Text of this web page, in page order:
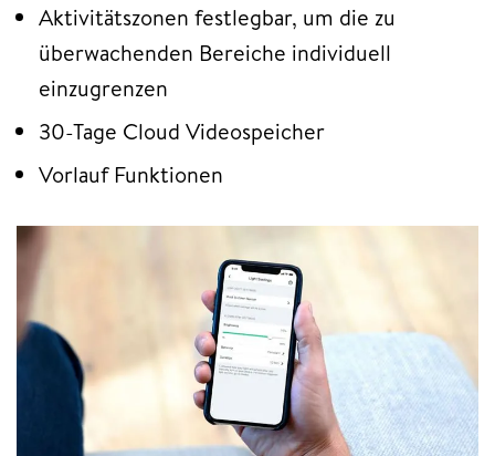
Aktivitätszonen festlegbar, um die zu
überwachenden Bereiche individuell
einzugrenzen
30-Tage Cloud Videospeicher
Vorlauf Funktionen